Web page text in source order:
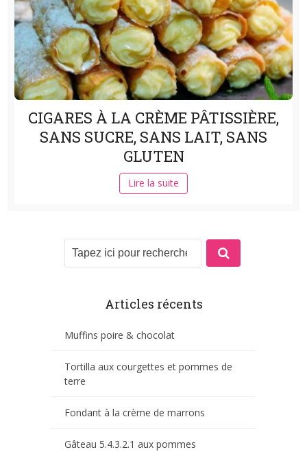
CIGARES À LA CRÈME PÂTISSIÈRE,
SANS SUCRE, SANS LAIT, SANS
GLUTEN
Lire la suite
Articles récents
Muffins poire & chocolat
Tortilla aux courgettes et pommes de
terre
Fondant à la crème de marrons
Gâteau 5.4.3.2.1 aux pommes